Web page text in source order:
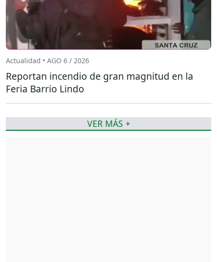
Actualidad • AGO 6 / 2026
Reportan incendio de gran magnitud en la
Feria Barrio Lindo
VER MÁS +